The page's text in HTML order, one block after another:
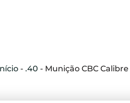
- .40 - Munição CBC